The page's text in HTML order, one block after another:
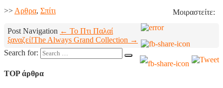
Μοιραστείτε:
>> Aρθρα, Σπίτι
Post Navigation ← Το Πτι Παλαί
ξαναζεί!The Always Grand Collection →
Search for:
TOP άρθρα